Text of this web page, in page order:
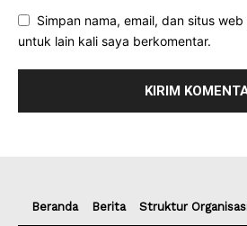
Simpan nama, email, dan situs
untuk lain kali saya berkomentar.
Beranda Berita Struktur